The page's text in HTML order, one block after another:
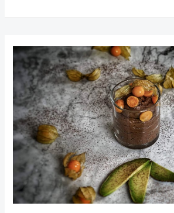
Μους
σοκολάτας
αβοκάντο